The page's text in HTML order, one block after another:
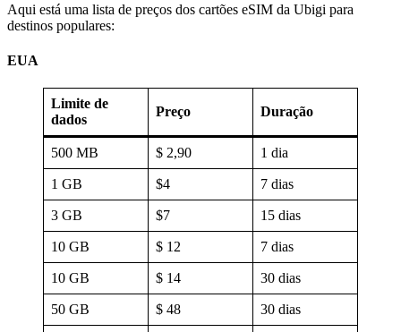
Aqui está uma lista de preços dos cartões eSIM da Ubigi para
destinos populares:
EUA
Limite de
dados
Preço Duração
500 MB $ 2,90 1 dia
1 GB $4 7 dias
3 GB $7 15 dias
10 GB $ 12 7 dias
10 GB $ 14 30 dias
50 GB $ 48 30 dias